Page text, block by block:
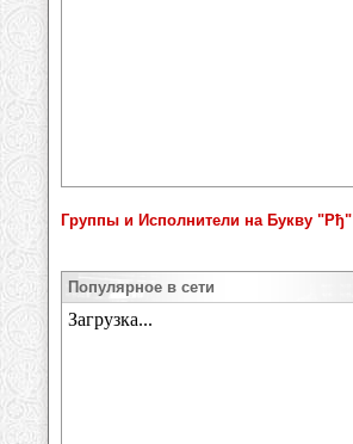
Группы и Исполнители на Букву "Рђ"
Популярное в сети